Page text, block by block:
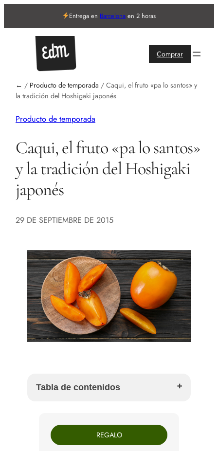
Entrega en Barcelona en 2 horas
Comprar
← / Producto de temporada / Caqui, el fruto «pa lo santos» y
la tradición del Hoshigaki japonés
Producto de temporada
Caqui, el fruto «pa lo santos»
y la tradición del Hoshigaki
japonés
29 DE SEPTIEMBRE DE 2015
Tabla de contenidos
palosanto
Cuándo está en temporada el caqui
Variedades de caqui: firmes, blandos, dulces o
REGALO